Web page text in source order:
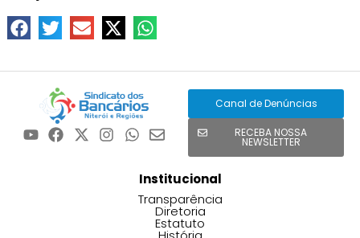
Canal de Denúncias
RECEBA NOSSA
NEWSLETTER
Institucional
Transparência
Diretoria
Estatuto